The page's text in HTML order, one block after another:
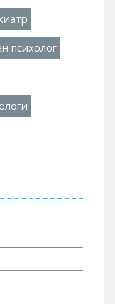
психолог